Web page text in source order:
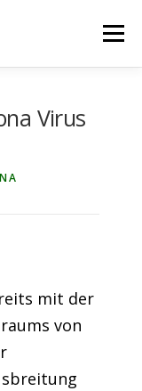
Menu
Virus
mit der
von